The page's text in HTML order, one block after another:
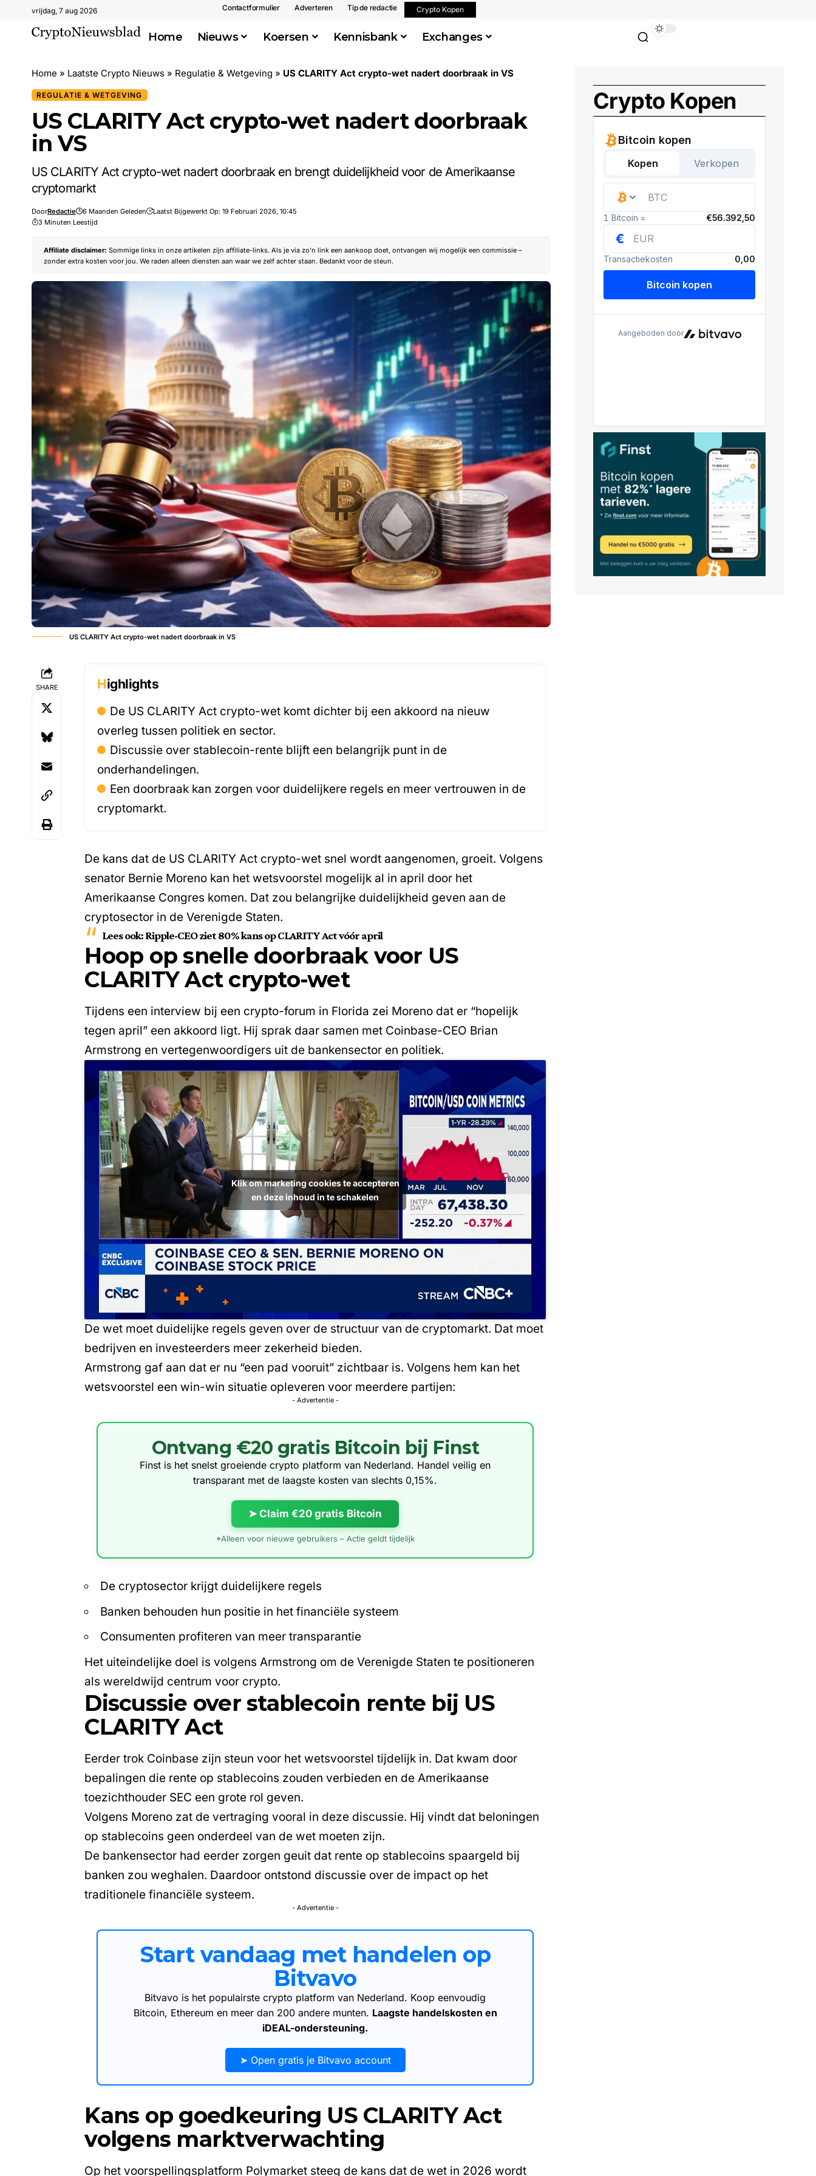
vrijdag, 7 aug 2026 Contactformulier Adverteren Tip de redactie Crypto Kopen
Home Nieuws Koersen Kennisbank Exchanges
Home » Laatste Crypto Nieuws » Regulatie & Wetgeving » US CLARITY Act crypto-wet nadert doorbraak in VS
REGULATIE & WETGEVING
US CLARITY Act crypto-wet nadert doorbraak
in VS
US CLARITY Act crypto-wet nadert doorbraak en brengt duidelijkheid voor de Amerikaanse
cryptomarkt
DoorRedactie 6 Maanden Geleden
Laatst Bijgewerkt Op: 19 Februari 2026, 10:45
3 Minuten Leestijd
Affiliate disclaimer: Sommige links in onze artikelen zijn affiliate-links. Als je via zo’n link een aankoop doet, ontvangen wij mogelijk een commissie –
zonder extra kosten voor jou. We raden alleen diensten aan waar we zelf achter staan. Bedankt voor de steun.
US CLARITY Act crypto-wet nadert doorbraak in VS
SHARE Highlights
De US CLARITY Act crypto-wet komt dichter bij een akkoord na nieuw
overleg tussen politiek en sector.
Discussie over stablecoin-rente blijft een belangrijk punt in de
onderhandelingen.
Een doorbraak kan zorgen voor duidelijkere regels en meer vertrouwen in de
cryptomarkt.
De kans dat de US CLARITY Act crypto-wet snel wordt aangenomen, groeit. Volgens
senator Bernie Moreno kan het wetsvoorstel mogelijk al in april door het
Amerikaanse Congres komen. Dat zou belangrijke duidelijkheid geven aan de
cryptosector in de Verenigde Staten.
Lees ook:Ripple-CEO ziet 80% kans op CLARITY Act vóór april
Hoop op snelle doorbraak voor US
CLARITY Act crypto-wet
Tijdens een interview bij een crypto-forum in Florida zei Moreno dat er “hopelijk
tegen april” een akkoord ligt. Hij sprak daar samen met Coinbase-CEO Brian
Armstrong en vertegenwoordigers uit de bankensector en politiek.
Klik om marketing cookies te accepteren
en deze inhoud in te schakelen
De wet moet duidelijke regels geven over de structuur van de cryptomarkt. Dat moet
bedrijven en investeerders meer zekerheid bieden.
Armstrong gaf aan dat er nu “een pad vooruit” zichtbaar is. Volgens hem kan het
wetsvoorstel een win-win situatie opleveren voor meerdere partijen:
- Advertentie -
Ontvang €20 gratis Bitcoin bij Finst
Finst is het snelst groeiende crypto platform van Nederland. Handel veilig en
transparant met de laagste kosten van slechts 0,15%.
➤ Claim €20 gratis Bitcoin
*Alleen voor nieuwe gebruikers – Actie geldt tijdelijk
De cryptosector krijgt duidelijkere regels
Banken behouden hun positie in het financiële systeem
Consumenten profiteren van meer transparantie
Het uiteindelijke doel is volgens Armstrong om de Verenigde Staten te positioneren
als wereldwijd centrum voor crypto.
Discussie over stablecoin rente bij US
CLARITY Act
Eerder trok Coinbase zijn steun voor het wetsvoorstel tijdelijk in. Dat kwam door
bepalingen die rente op stablecoins zouden verbieden en de Amerikaanse
toezichthouder SEC een grote rol geven.
Volgens Moreno zat de vertraging vooral in deze discussie. Hij vindt dat beloningen
op stablecoins geen onderdeel van de wet moeten zijn.
De bankensector had eerder zorgen geuit dat rente op stablecoins spaargeld bij
banken zou weghalen. Daardoor ontstond discussie over de impact op het
traditionele financiële systeem.
- Advertentie -
Start vandaag met handelen op
Bitvavo
Bitvavo is het populairste crypto platform van Nederland. Koop eenvoudig
Bitcoin, Ethereum en meer dan 200 andere munten. Laagste handelskosten en
iDEAL-ondersteuning.
➤ Open gratis je Bitvavo account
Kans op goedkeuring US CLARITY Act
volgens marktverwachting
Op het voorspellingsplatform Polymarket steeg de kans dat de wet in 2026 wordt
Crypto Kopen